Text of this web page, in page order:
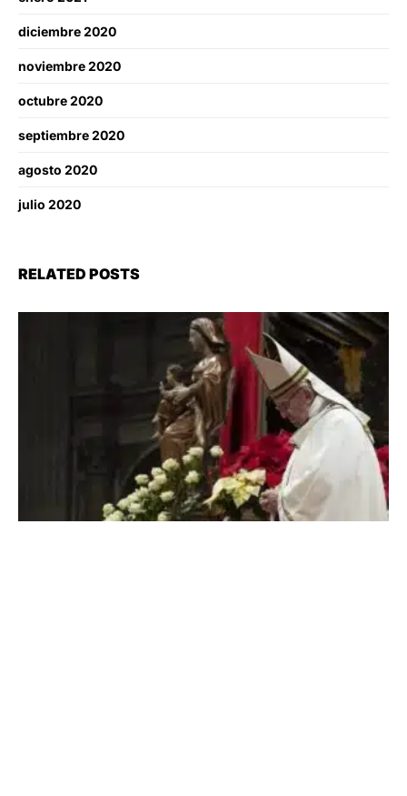
diciembre 2020
noviembre 2020
octubre 2020
septiembre 2020
agosto 2020
julio 2020
RELATED POSTS